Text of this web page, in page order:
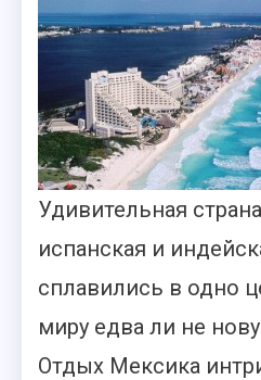
Удивительная
испанская и
сплавились в одно
миру едва ли не
Отдых Мексика